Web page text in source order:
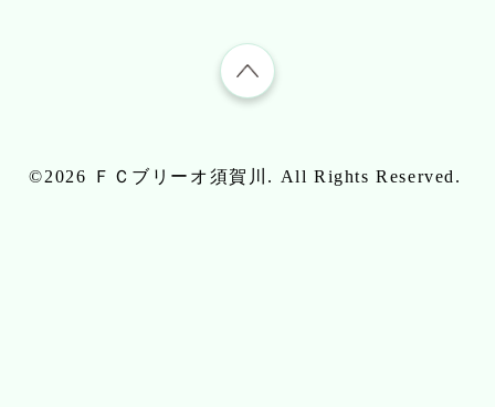
©2026 ＦＣブリーオ須賀川 . All Rights Reserved.